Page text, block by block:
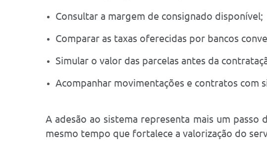
Consultar a margem de consignado disponível;
Comparar as taxas oferecidas por bancos
Simular o valor das parcelas antes da
Acompanhar movimentações e contratos com
A adesão ao sistema representa mais um
mesmo tempo que fortalece a valorização do